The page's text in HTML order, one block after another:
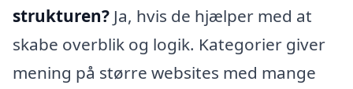
strukturen? Ja, hvis de hjælper med at
skabe overblik og logik. Kategorier giver
mening på større websites med mange